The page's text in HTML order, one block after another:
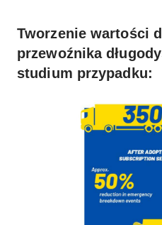
Tworzenie wartości
przewoźnika
studium przypadku: